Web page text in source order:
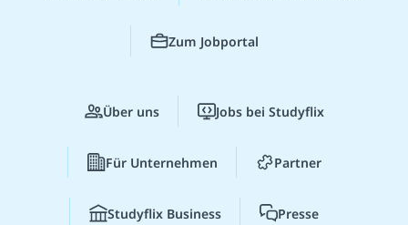
Zum Jobportal
Über uns Jobs bei Studyflix
Für Unternehmen Partner
Studyflix Business Presse